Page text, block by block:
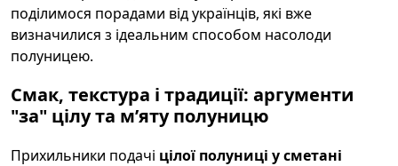
поділимося порадами від українців, які вже
визначилися з ідеальним способом насолоди
полуницею.
Смак, текстура і традиції: аргументи
"за" цілу та м’яту полуницю
Прихильники подачі цілої полуниці у сметані